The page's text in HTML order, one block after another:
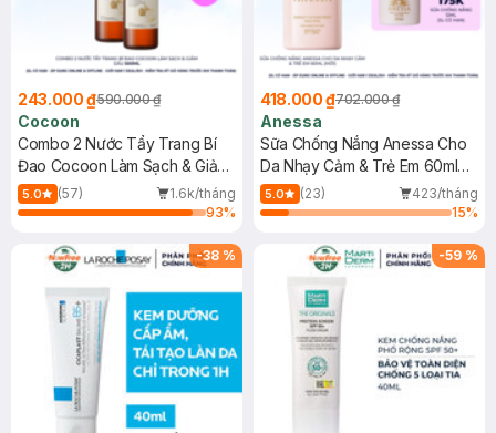
243.000 ₫590.000 ₫
Cocoon
Combo 2 Nước Tẩy Trang Bí
Đao Cocoon Làm Sạch & Giảm
Dầu 500ml
5.0 (57)
1.6k/tháng
93%
418.000 ₫702.000 ₫
Anessa
Sữa Chống Nắng Anessa Cho
Da Nhạy Cảm & Trẻ Em 60ml
(Mới)
5.0 (23)
423/tháng
15%
-38 % -59 %